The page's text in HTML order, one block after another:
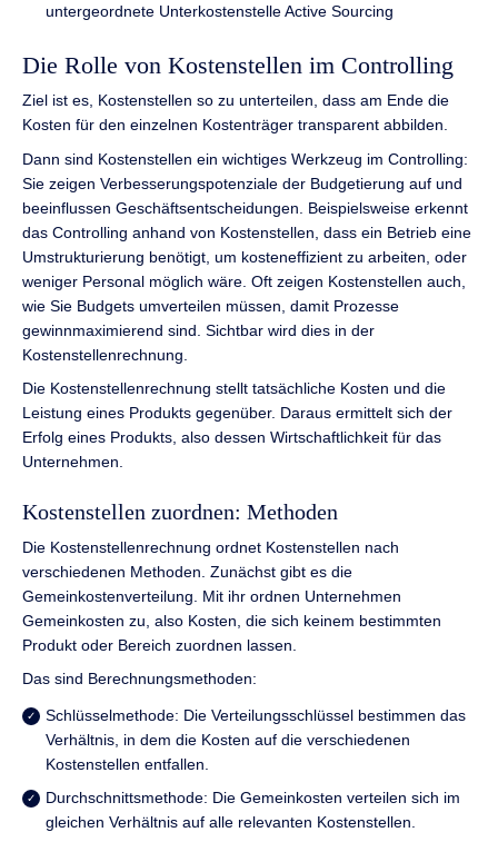
untergeordnete Unterkostenstelle Active Sourcing
Die Rolle von Kostenstellen im Controlling
Ziel ist es, Kostenstellen so zu unterteilen, dass am Ende die
Kosten für den einzelnen Kostenträger transparent abbilden.
Dann sind Kostenstellen ein wichtiges Werkzeug im Controlling:
Sie zeigen Verbesserungspotenziale der Budgetierung auf und
beeinflussen Geschäftsentscheidungen. Beispielsweise erkennt
das Controlling anhand von Kostenstellen, dass ein Betrieb eine
Umstrukturierung benötigt, um kosteneffizient zu arbeiten, oder
weniger Personal möglich wäre. Oft zeigen Kostenstellen auch,
wie Sie Budgets umverteilen müssen, damit Prozesse
gewinnmaximierend sind. Sichtbar wird dies in der
Kostenstellenrechnung.
Die Kostenstellenrechnung stellt tatsächliche Kosten und die
Leistung eines Produkts gegenüber. Daraus ermittelt sich der
Erfolg eines Produkts, also dessen Wirtschaftlichkeit für das
Unternehmen.
Kostenstellen zuordnen: Methoden
Die Kostenstellenrechnung ordnet Kostenstellen nach
verschiedenen Methoden. Zunächst gibt es die
Gemeinkostenverteilung. Mit ihr ordnen Unternehmen
Gemeinkosten zu, also Kosten, die sich keinem bestimmten
Produkt oder Bereich zuordnen lassen.
Das sind Berechnungsmethoden:
Schlüsselmethode: Die Verteilungsschlüssel bestimmen das
Verhältnis, in dem die Kosten auf die verschiedenen
Kostenstellen entfallen.
Durchschnittsmethode: Die Gemeinkosten verteilen sich im
gleichen Verhältnis auf alle relevanten Kostenstellen.